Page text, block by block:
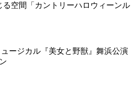
空間「カントリーハロウィーンル
ージカル『美女と野獣』舞浜公演